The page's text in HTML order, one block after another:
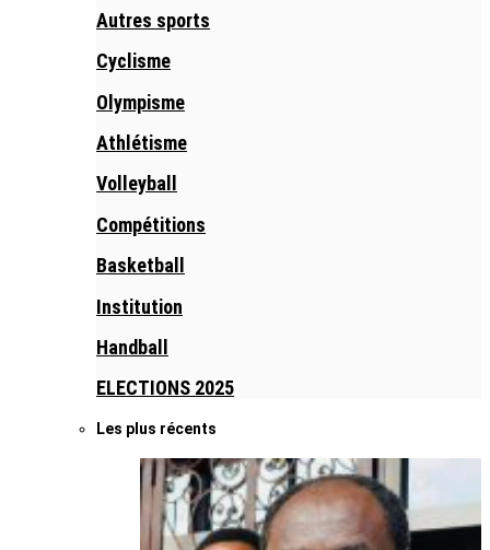
Autres sports
Cyclisme
Olympisme
Athlétisme
Volleyball
Compétitions
Basketball
Institution
Handball
ELECTIONS 2025
Les plus récents